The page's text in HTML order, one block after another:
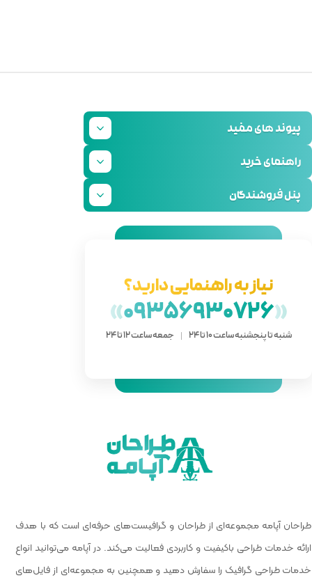
»
ساعت 12 تا 24
گرافیست‌های حرفه‌ای است که با هدف
می‌کند. در آپامه می‌توانید انواع
همچنین به مجموعه‌ای از فایل‌های